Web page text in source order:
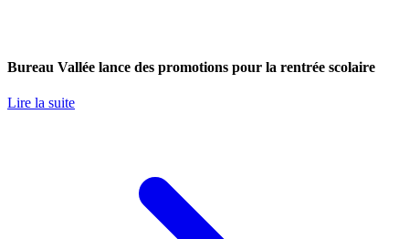
Bureau Vallée lance des promotions pour la rentrée scolaire
Lire la suite